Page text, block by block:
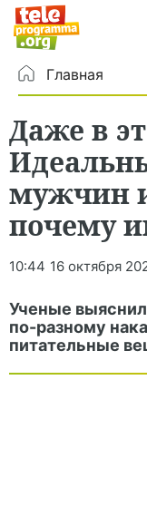
Главная
Даже в
мужчин
почему
10:44 16 октября
Ученые
по-разному
питательные